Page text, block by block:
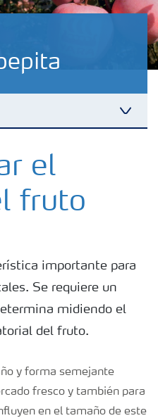
el
fruto
importante para
Se requiere un
midiendo el
del fruto.
y forma semejante
fresco y también para
en el tamaño de este